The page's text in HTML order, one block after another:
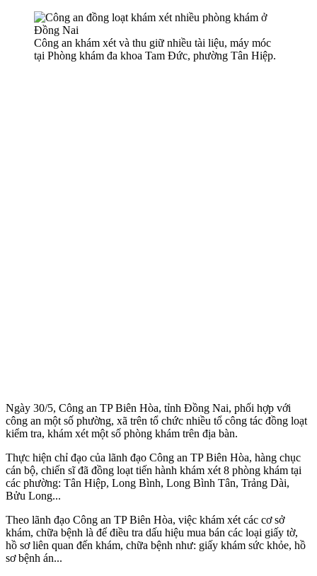
Công an khám xét và thu giữ nhiều tài liệu, máy móc
tại Phòng khám đa khoa Tam Đức, phường Tân Hiệp.
Ngày 30/5, Công an TP Biên Hòa, tỉnh Đồng Nai, phối hợp với
công an một số phường, xã trên tổ chức nhiều tổ công tác đồng loạt
kiểm tra, khám xét một số phòng khám trên địa bàn.
Thực hiện chỉ đạo của lãnh đạo Công an TP Biên Hòa, hàng chục
cán bộ, chiến sĩ đã đồng loạt tiến hành khám xét 8 phòng khám tại
các phường: Tân Hiệp, Long Bình, Long Bình Tân, Trảng Dài,
Bửu Long...
Theo lãnh đạo Công an TP Biên Hòa, việc khám xét các cơ sở
khám, chữa bệnh là để điều tra dấu hiệu mua bán các loại giấy tờ,
hồ sơ liên quan đến khám, chữa bệnh như: giấy khám sức khỏe, hồ
sơ bệnh án...